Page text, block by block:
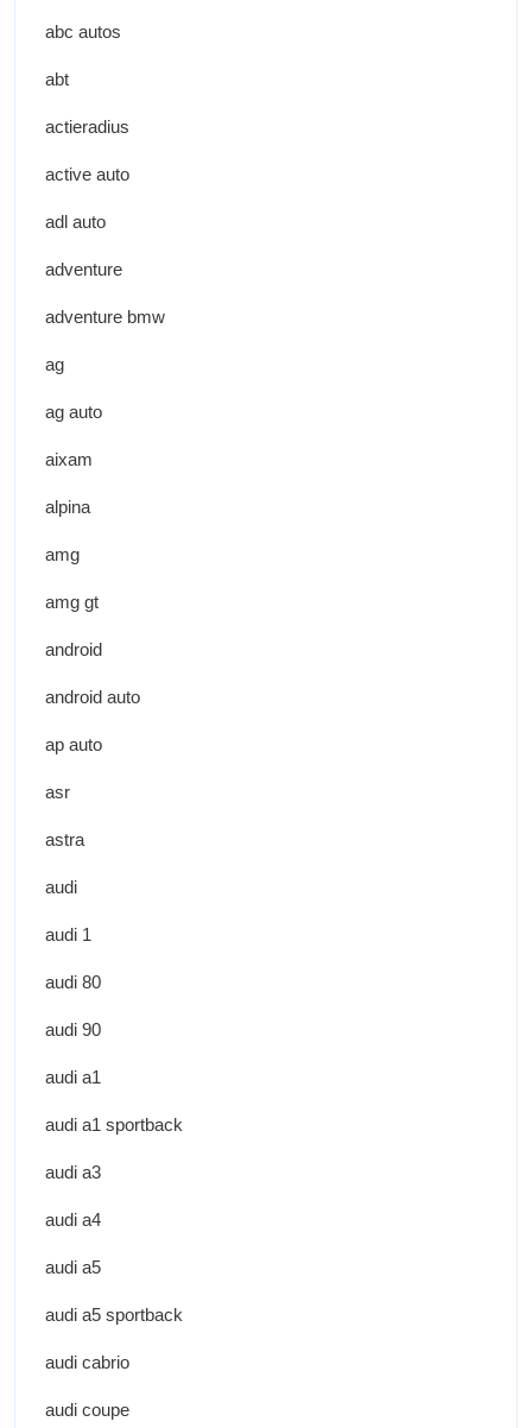
abc autos
abt
actieradius
active auto
adl auto
adventure
adventure bmw
ag
ag auto
aixam
alpina
amg
amg gt
android
android auto
ap auto
asr
astra
audi
audi 1
audi 80
audi 90
audi a1
audi a1 sportback
audi a3
audi a4
audi a5
audi a5 sportback
audi cabrio
audi coupe